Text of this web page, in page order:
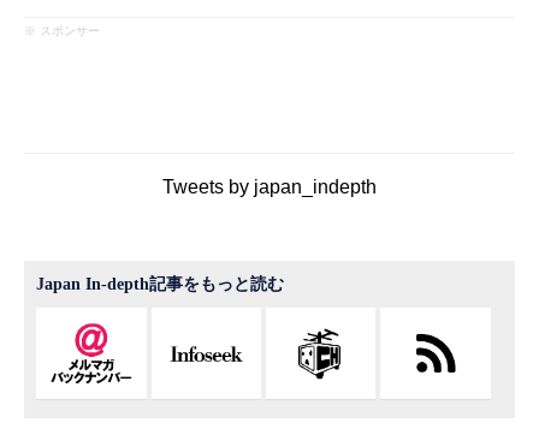
※ スポンサー
Tweets by japan_indepth
Japan In-depth記事をもっと読む